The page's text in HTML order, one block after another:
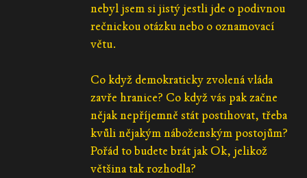
nebyl jsem si jistý jestli jde o podivnou
rečnickou otázku nebo o oznamovací
větu.
Co když demokraticky zvolená vláda
zavře hranice? Co když vás pak začne
nějak nepříjemně stát postihovat, třeba
kvůli nějakým náboženským postojům?
Pořád to budete brát jak Ok, jelikož
většina tak rozhodla?